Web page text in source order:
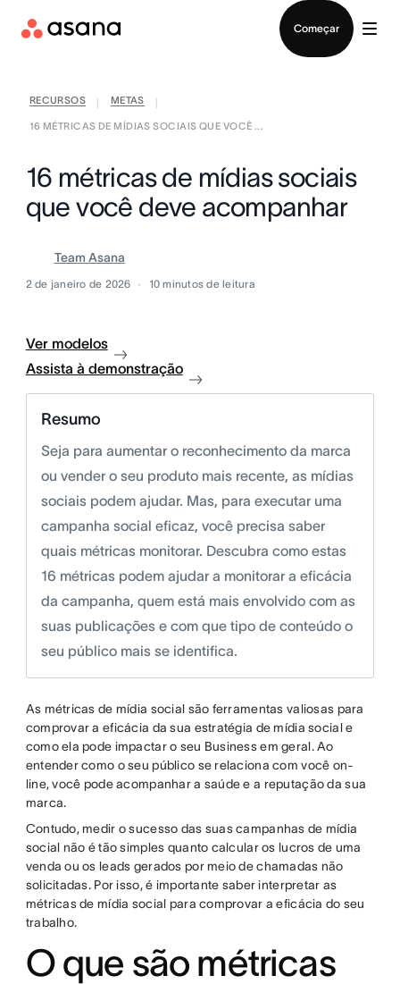
Começar
RECURSOS METAS
16 MÉTRICAS DE MÍDIAS SOCIAIS QUE VOCÊ ...
16 métricas de mídias sociais
que você deve acompanhar
Team Asana
2 de janeiro de 2026 10 minutos de leitura
Ver modelos
Assista à demonstração
Resumo
Seja para aumentar o reconhecimento da marca
ou vender o seu produto mais recente, as mídias
sociais podem ajudar. Mas, para executar uma
campanha social eficaz, você precisa saber
quais métricas monitorar. Descubra como estas
16 métricas podem ajudar a monitorar a eficácia
da campanha, quem está mais envolvido com as
suas publicações e com que tipo de conteúdo o
seu público mais se identifica.
As métricas de mídia social são ferramentas valiosas para
comprovar a eficácia da sua estratégia de mídia social e
como ela pode impactar o seu Business em geral. Ao
entender como o seu público se relaciona com você on-
line, você pode acompanhar a saúde e a reputação da sua
marca.
Contudo, medir o sucesso das suas campanhas de mídia
social não é tão simples quanto calcular os lucros de uma
venda ou os leads gerados por meio de chamadas não
solicitadas. Por isso, é importante saber interpretar as
métricas de mídia social para comprovar a eficácia do seu
trabalho.
O que são métricas